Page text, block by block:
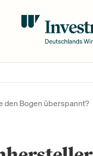
den Bogen überspannt?